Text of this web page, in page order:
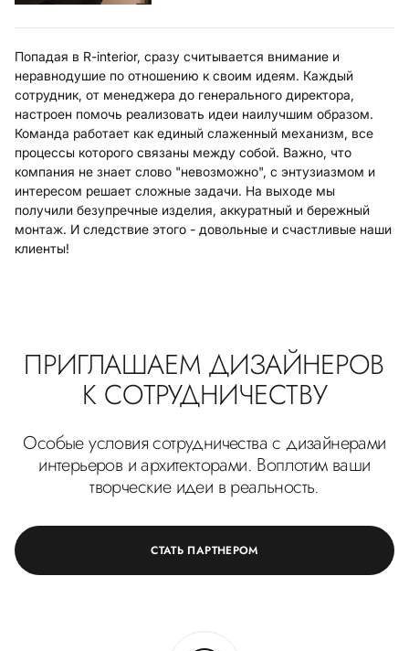
Попадая в R-interior, сразу считывается внимание и
неравнодушие по отношению к своим идеям. Каждый
сотрудник, от менеджера до генерального директора,
настроен помочь реализовать идеи наилучшим образом.
Команда работает как единый слаженный механизм, все
процессы которого связаны между собой. Важно, что
компания не знает слово "невозможно", с энтузиазмом и
интересом решает сложные задачи. На выходе мы
получили безупречные изделия, аккуратный и бережный
монтаж. И следствие этого - довольные и счастливые наши
клиенты!
ПРИГЛАШАЕМ ДИЗАЙНЕРОВ
К СОТРУДНИЧЕСТВУ
Особые условия сотрудничества с дизайнерами
интерьеров и архитекторами. Воплотим ваши
творческие идеи в реальность.
СТАТЬ ПАРТНЕРОМ